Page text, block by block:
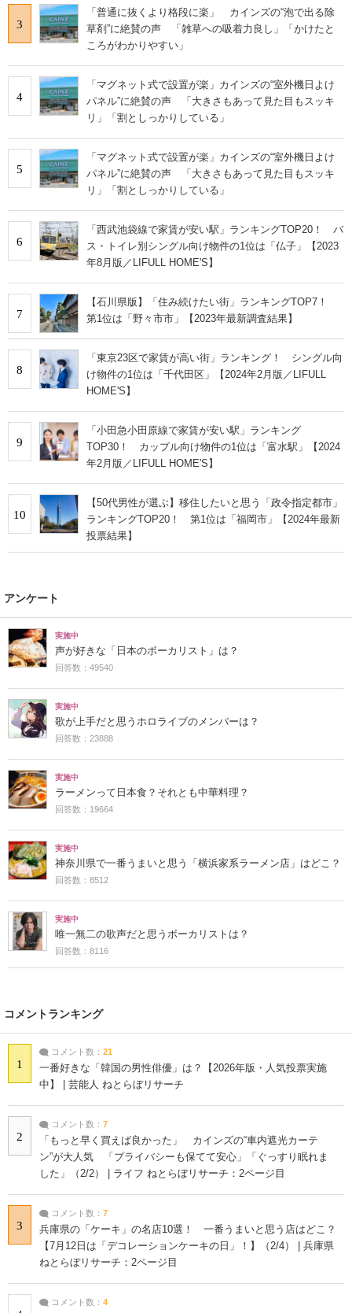
3
「普通に抜くより格段に楽」 カインズの“泡で出る除
草剤”に絶賛の声 「雑草への吸着力良し」「かけたと
ころがわかりやすい」
4
「マグネット式で設置が楽」カインズの“室外機日よけ
パネル”に絶賛の声 「大きさもあって見た目もスッキ
リ」「割としっかりしている」
5
「マグネット式で設置が楽」カインズの“室外機日よけ
パネル”に絶賛の声 「大きさもあって見た目もスッキ
リ」「割としっかりしている」
6
「西武池袋線で家賃が安い駅」ランキングTOP20！ バ
ス・トイレ別シングル向け物件の1位は「仏子」【2023
年8月版／LIFULL HOME'S】
7
【石川県版】「住み続けたい街」ランキングTOP7！
第1位は「野々市市」【2023年最新調査結果】
8
「東京23区で家賃が高い街」ランキング！ シングル向
け物件の1位は「千代田区」【2024年2月版／LIFULL
HOME'S】
9
「小田急小田原線で家賃が安い駅」ランキング
TOP30！ カップル向け物件の1位は「富水駅」【2024
年2月版／LIFULL HOME'S】
10
【50代男性が選ぶ】移住したいと思う「政令指定都市」
ランキングTOP20！ 第1位は「福岡市」【2024年最新
投票結果】
アンケート
実施中
声が好きな「日本のボーカリスト」は？
回答数：49540
実施中
歌が上手だと思うホロライブのメンバーは？
回答数：23888
実施中
ラーメンって日本食？それとも中華料理？
回答数：19664
実施中
神奈川県で一番うまいと思う「横浜家系ラーメン店」はどこ？
回答数：8512
実施中
唯一無二の歌声だと思うボーカリストは？
回答数：8116
コメントランキング
1
コメント数： 21
一番好きな「韓国の男性俳優」は？【2026年版・人気投票実施
中】 | 芸能人 ねとらぼリサーチ
2
コメント数： 7
「もっと早く買えば良かった」 カインズの“車内遮光カーテ
ン”が大人気 「プライバシーも保てて安心」「ぐっすり眠れま
した」（2/2） | ライフ ねとらぼリサーチ：2ページ目
3
コメント数： 7
兵庫県の「ケーキ」の名店10選！ 一番うまいと思う店はどこ？
【7月12日は「デコレーションケーキの日」！】（2/4） | 兵庫県
ねとらぼリサーチ：2ページ目
コメント数： 4